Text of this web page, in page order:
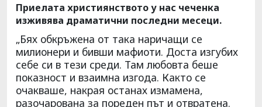
Приелата християнството у нас чеченка
изживява драматични последни месеци.
„Бях обкръжена от така наричащи се
милионери и бивши мафиоти. Доста изгубих
себе си в тези среди. Там любовта беше
показност и взаимна изгода. Както се
очакваше, накрая останах измамена,
разочарована за пореден път и отвратена.